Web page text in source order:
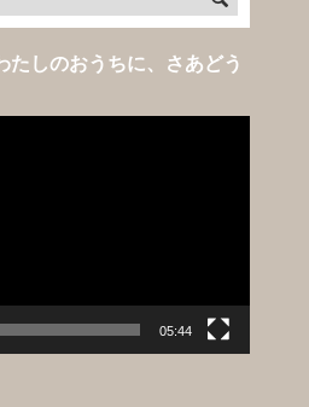
たしのおうちに、さあどう
05:44